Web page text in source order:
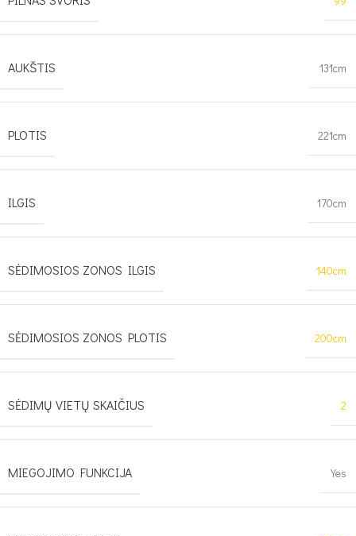
AUKŠTIS 131cm
PLOTIS 221cm
ILGIS 170cm
SĖDIMOSIOS ZONOS ILGIS 140cm
SĖDIMOSIOS ZONOS PLOTIS 200cm
SĖDIMŲ VIETŲ SKAIČIUS 2
MIEGOJIMO FUNKCIJA Yes